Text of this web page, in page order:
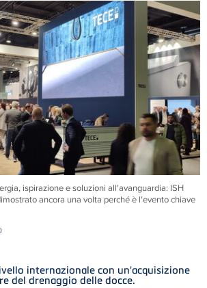
ispirazione e soluzioni all'avanguardia: ISH
ancora una volta perché è l'evento chiave
internazionale con un'acquisizione
del drenaggio delle docce.